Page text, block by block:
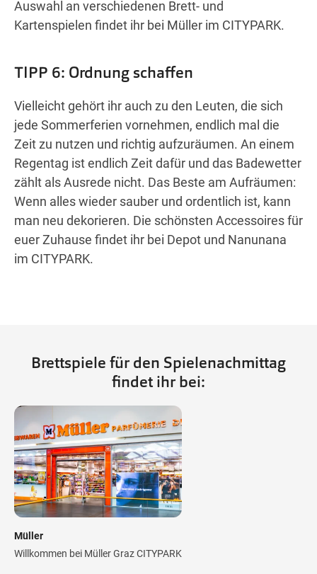
Auswahl an verschiedenen Brett- und
Kartenspielen findet ihr bei Müller im CITYPARK.
TIPP 6: Ordnung schaffen
Vielleicht gehört ihr auch zu den Leuten, die sich
jede Sommerferien vornehmen, endlich mal die
Zeit zu nutzen und richtig aufzuräumen. An einem
Regentag ist endlich Zeit dafür und das Badewetter
zählt als Ausrede nicht. Das Beste am Aufräumen:
Wenn alles wieder sauber und ordentlich ist, kann
man neu dekorieren. Die schönsten Accessoires für
euer Zuhause findet ihr bei Depot und Nanunana
im CITYPARK.
Brettspiele für den Spielenachmittag
findet ihr bei:
Müller
Willkommen bei Müller Graz CITYPARK